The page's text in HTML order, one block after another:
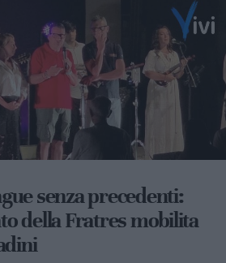
ecco la commedia
ca u’ munn’ s’è capit’!»